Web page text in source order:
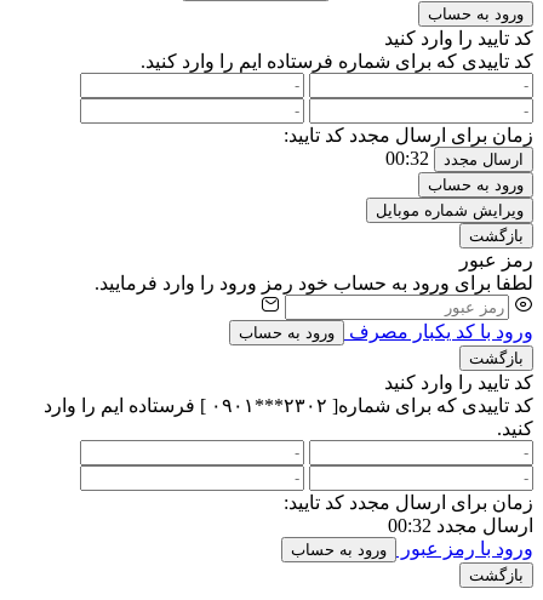
ورود به حساب
کد تایید را وارد کنید
کد تاییدی که برای شماره فرستاده ایم را وارد کنید.
زمان برای ارسال مجدد کد تایید:
ارسال مجدد 00:32
ورود به حساب
ویرایش شماره موبایل
بازگشت
رمز عبور
لطفا برای ورود به حساب خود رمز ورود را وارد فرمایید.
ورود با کد یکبار مصرف
ورود به حساب
بازگشت
کد تایید را وارد کنید
کد تاییدی که برای شماره[ ۲۳۰۲***۰۹۰۱ ] فرستاده ایم را وارد
کنید.
زمان برای ارسال مجدد کد تایید:
ارسال مجدد 00:32
ورود با رمز عبور
ورود به حساب
بازگشت